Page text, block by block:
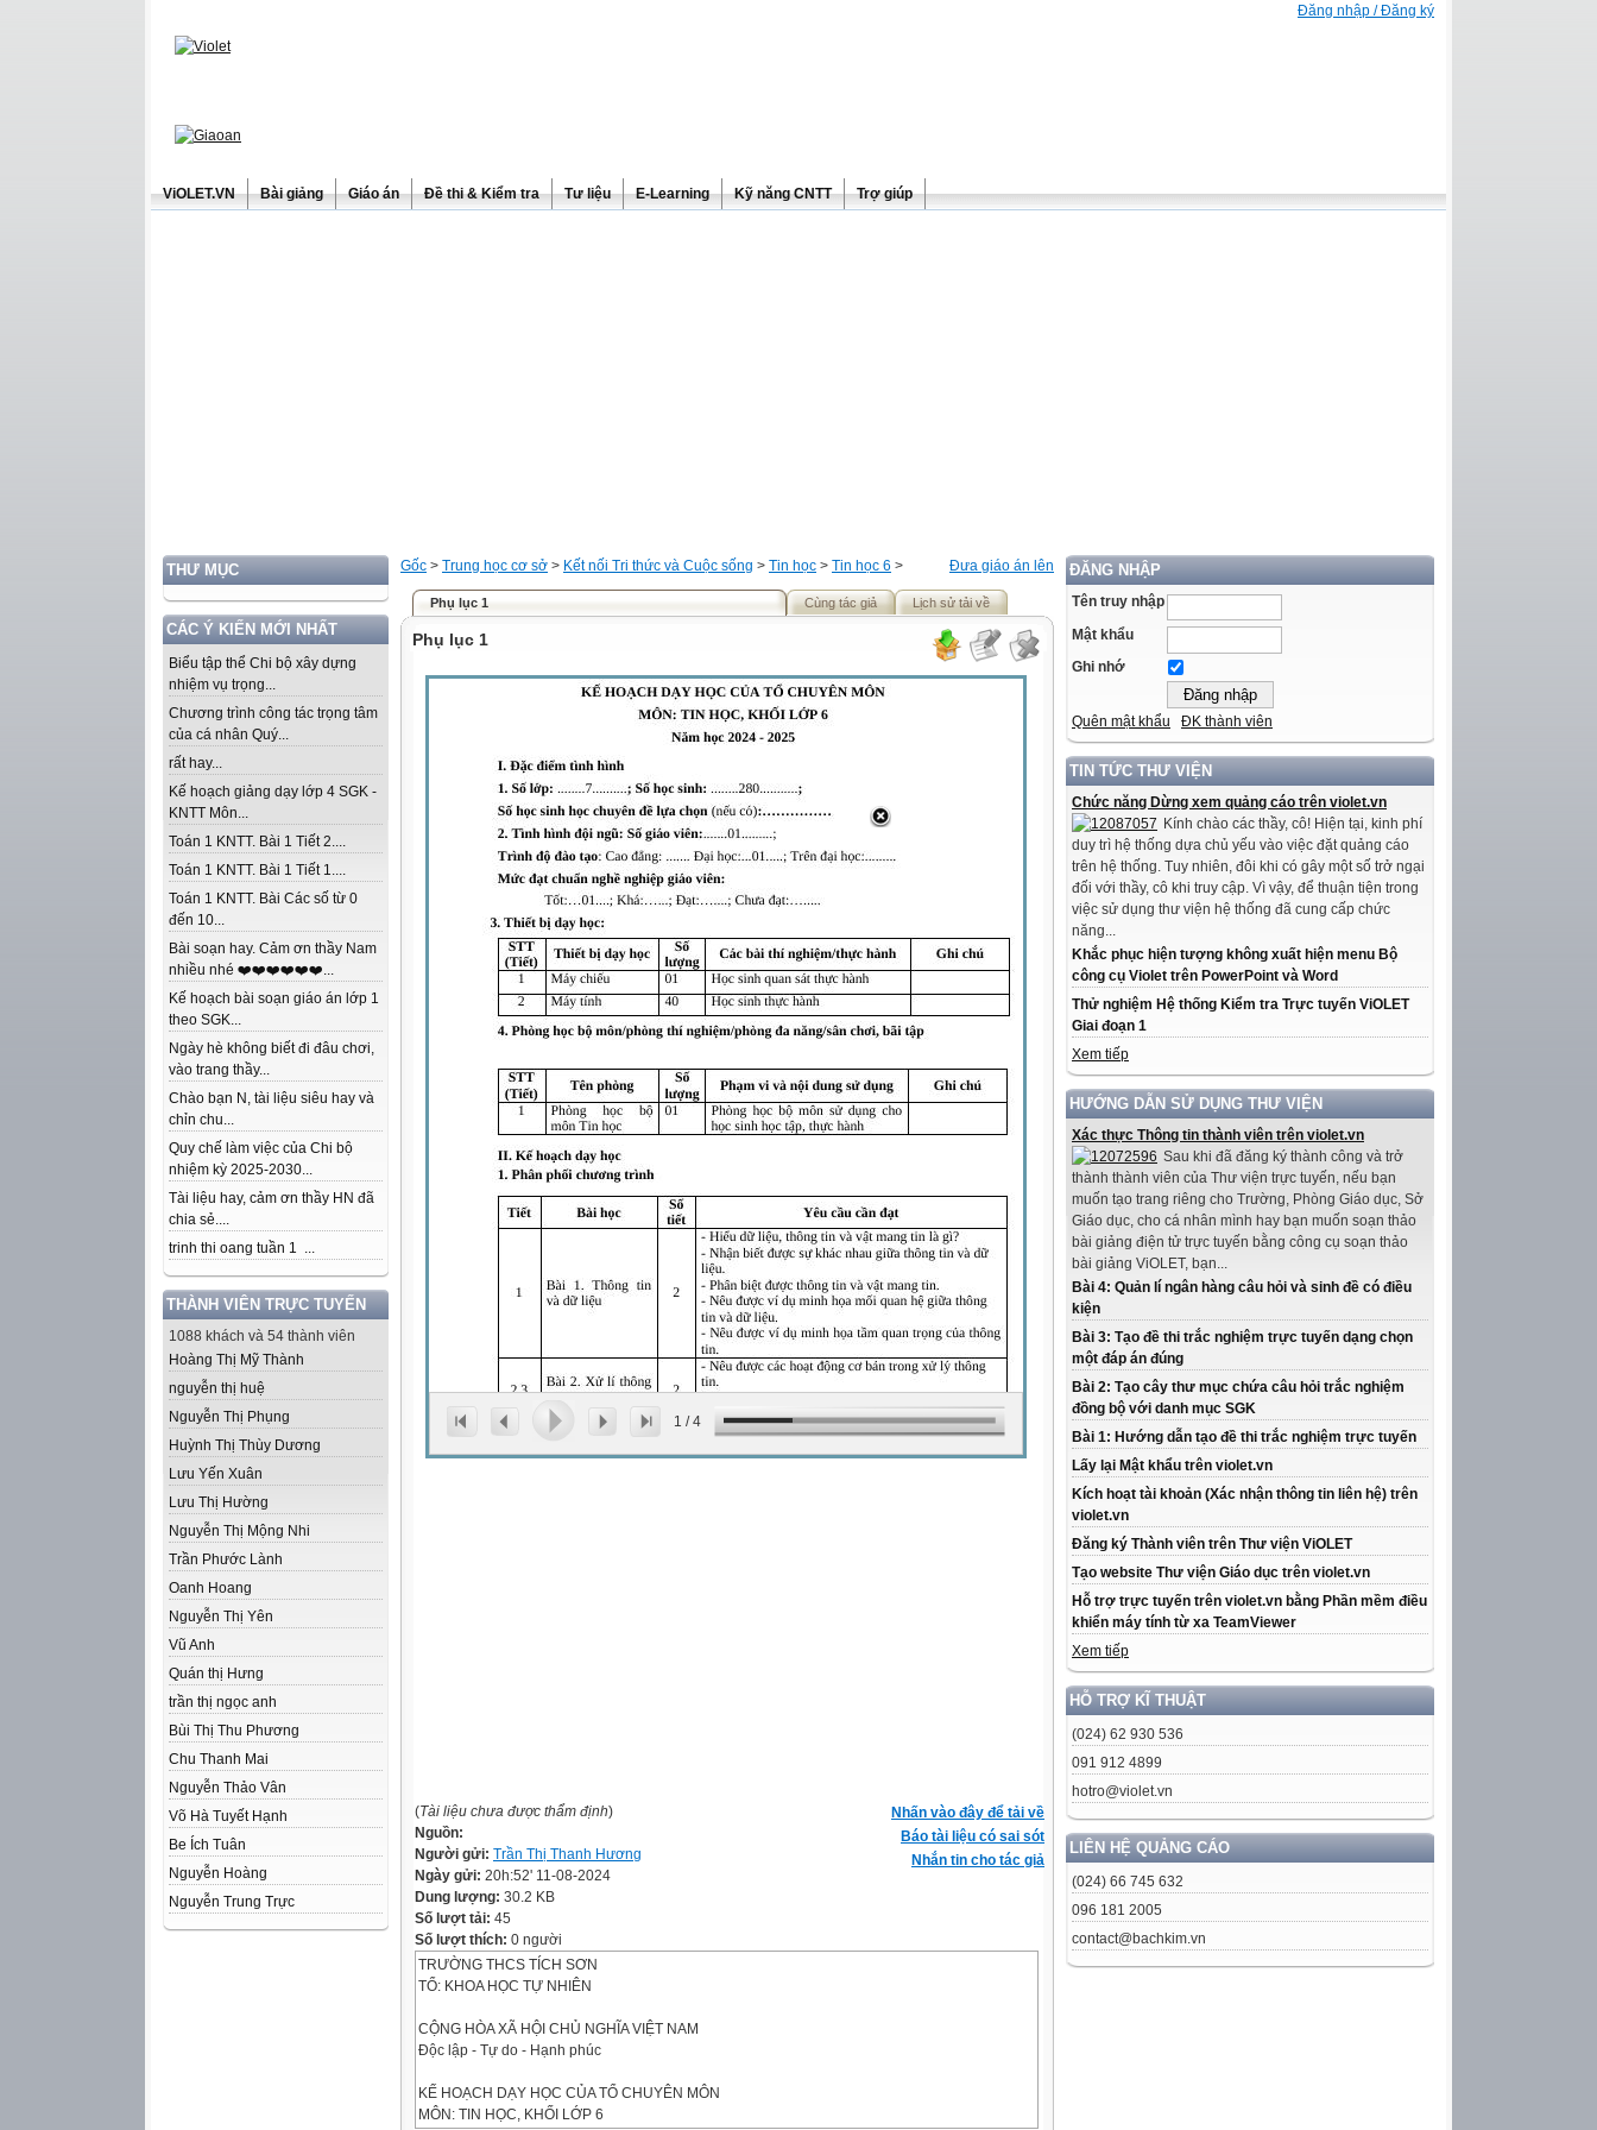
Đăng nhập / Đăng ký
ViOLET.VN Bài giảng Giáo án Đề thi & Kiểm tra Tư liệu E-Learning Kỹ năng CNTT Trợ giúp
THƯ MỤC
CÁC Ý KIẾN MỚI NHẤT
Biểu tập thể Chi bộ xây dựng
nhiệm vụ trọng...
Chương trình công tác trọng tâm
của cá nhân Quý...
rất hay...
Kế hoạch giảng dạy lớp 4 SGK -
KNTT Môn...
Toán 1 KNTT. Bài 1 Tiết 2....
Toán 1 KNTT. Bài 1 Tiết 1....
Toán 1 KNTT. Bài Các số từ 0
đến 10...
Bài soạn hay. Cảm ơn thầy Nam
nhiều nhé ❤️❤️❤️❤️❤️❤️...
Kế hoạch bài soạn giáo án lớp 1
theo SGK...
Ngày hè không biết đi đâu chơi,
vào trang thầy...
Chào bạn N, tài liệu siêu hay và
chỉn chu...
Quy chế làm việc của Chi bộ
nhiệm kỳ 2025-2030...
Tài liệu hay, cảm ơn thầy HN đã
chia sẻ....
trinh thi oang tuần 1 ...
THÀNH VIÊN TRỰC TUYẾN
1088 khách và 54 thành viên
Hoàng Thị Mỹ Thành
nguyễn thị huệ
Nguyễn Thị Phụng
Huỳnh Thị Thùy Dương
Lưu Yến Xuân
Lưu Thị Hường
Nguyễn Thị Mộng Nhi
Trần Phước Lành
Oanh Hoang
Nguyễn Thị Yên
Vũ Anh
Quán thị Hưng
trần thị ngọc anh
Bùi Thị Thu Phương
Chu Thanh Mai
Nguyễn Thảo Vân
Võ Hà Tuyết Hạnh
Be Ích Tuân
Nguyễn Hoàng
Nguyễn Trung Trực
ĐĂNG NHẬP
Tên truy nhập
Mật khẩu
Ghi nhớ
Quên mật khẩu ĐK thành viên
TIN TỨC THƯ VIỆN
Chức năng Dừng xem quảng cáo trên violet.vn
Kính chào các thầy, cô! Hiện tại, kinh phí
duy trì hệ thống dựa chủ yếu vào việc đặt quảng cáo
trên hệ thống. Tuy nhiên, đôi khi có gây một số trở ngại
đối với thầy, cô khi truy cập. Vì vậy, để thuận tiện trong
việc sử dụng thư viện hệ thống đã cung cấp chức
năng...
Khắc phục hiện tượng không xuất hiện menu Bộ
công cụ Violet trên PowerPoint và Word
Thử nghiệm Hệ thống Kiểm tra Trực tuyến ViOLET
Giai đoạn 1
Xem tiếp
HƯỚNG DẪN SỬ DỤNG THƯ VIỆN
Xác thực Thông tin thành viên trên violet.vn
Sau khi đã đăng ký thành công và trở
thành thành viên của Thư viện trực tuyến, nếu bạn
muốn tạo trang riêng cho Trường, Phòng Giáo dục, Sở
Giáo dục, cho cá nhân mình hay bạn muốn soạn thảo
bài giảng điện tử trực tuyến bằng công cụ soạn thảo
bài giảng ViOLET, bạn...
Bài 4: Quản lí ngân hàng câu hỏi và sinh đề có điều
kiện
Bài 3: Tạo đề thi trắc nghiệm trực tuyến dạng chọn
một đáp án đúng
Bài 2: Tạo cây thư mục chứa câu hỏi trắc nghiệm
đồng bộ với danh mục SGK
Bài 1: Hướng dẫn tạo đề thi trắc nghiệm trực tuyến
Lấy lại Mật khẩu trên violet.vn
Kích hoạt tài khoản (Xác nhận thông tin liên hệ) trên
violet.vn
Đăng ký Thành viên trên Thư viện ViOLET
Tạo website Thư viện Giáo dục trên violet.vn
Hỗ trợ trực tuyến trên violet.vn bằng Phần mềm điều
khiển máy tính từ xa TeamViewer
Xem tiếp
HỖ TRỢ KĨ THUẬT
(024) 62 930 536
091 912 4899
hotro@violet.vn
LIÊN HỆ QUẢNG CÁO
(024) 66 745 632
096 181 2005
contact@bachkim.vn
Đưa giáo án lên
Gốc > Trung học cơ sở > Kết nối Tri thức và Cuộc sống > Tin học > Tin học 6 >
Phụ lục 1 Cùng tác giả Lịch sử tải về
Phụ lục 1
1 /4
Nhấn vào đây để tải về
Báo tài liệu có sai sót
Nhắn tin cho tác giả
(Tài liệu chưa được thẩm định)
Nguồn:
Người gửi: Trần Thị Thanh Hương
Ngày gửi: 20h:52' 11-08-2024
Dung lượng: 30.2 KB
Số lượt tải: 45
Số lượt thích: 0 người
TRƯỜNG THCS TÍCH SƠN
TỔ: KHOA HỌC TỰ NHIÊN
CỘNG HÒA XÃ HỘI CHỦ NGHĨA VIỆT NAM
Độc lập - Tự do - Hạnh phúc
KẾ HOẠCH DẠY HỌC CỦA TỔ CHUYÊN MÔN
MÔN: TIN HỌC, KHỐI LỚP 6